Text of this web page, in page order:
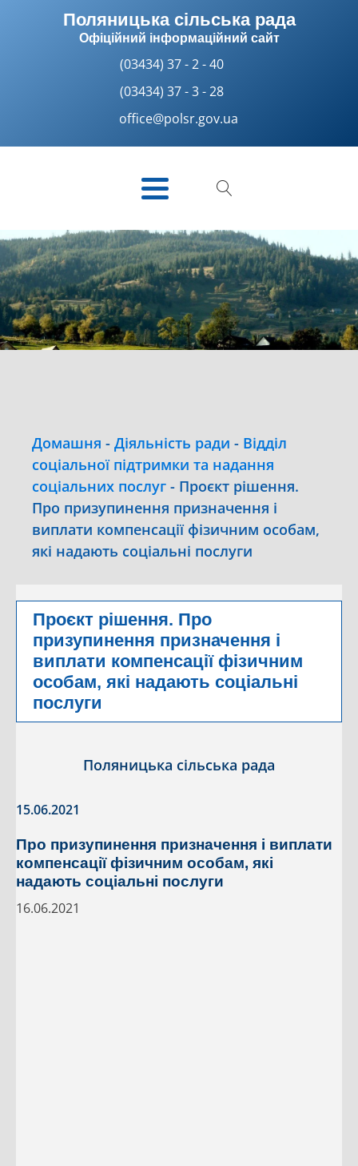
Поляницька сільська рада
Офіційний інформаційний сайт
(03434) 37 - 2 - 40
(03434) 37 - 3 - 28
office@polsr.gov.ua
Домашня - Діяльність ради - Відділ
соціальної підтримки та надання
соціальних послуг - Проєкт рішення.
Про призупинення призначення і
виплати компенсації фізичним особам,
які надають соціальні послуги
Проєкт рішення. Про
призупинення призначення і
виплати компенсації фізичним
особам, які надають соціальні
послуги
Поляницька сільська рада
15.06.2021
Про призупинення призначення і виплати
компенсації фізичним особам, які
надають соціальні послуги
16.06.2021